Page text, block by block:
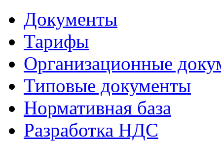
Документы
Тарифы
Организационные
Типовые документы
Нормативная база
Разработка НДС